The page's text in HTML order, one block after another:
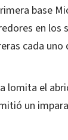
base
en los
cada
lomita el
un